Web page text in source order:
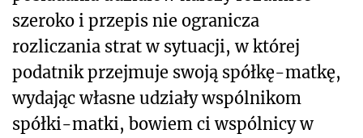
szeroko i przepis nie ogranicza
rozliczania strat w sytuacji, w której
podatnik przejmuje swoją spółkę-matkę,
wydając własne udziały wspólnikom
spółki-matki, bowiem ci wspólnicy w